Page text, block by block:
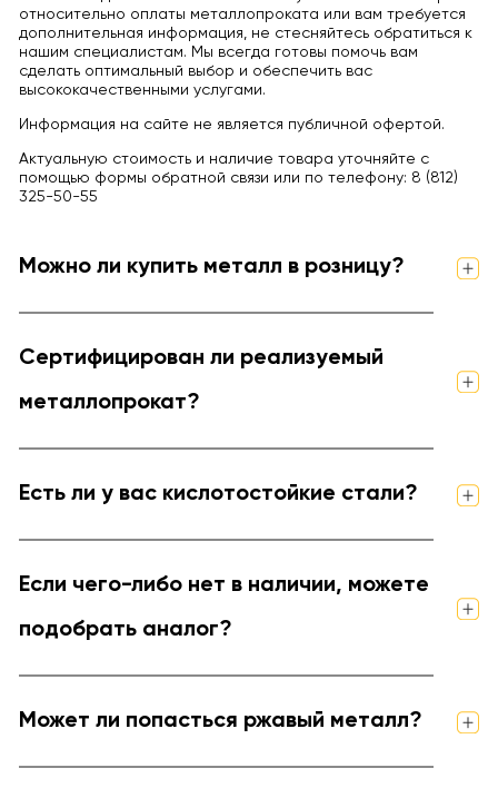
относительно оплаты металлопроката или вам требуется
дополнительная информация, не стесняйтесь обратиться к
нашим специалистам. Мы всегда готовы помочь вам
сделать оптимальный выбор и обеспечить вас
высококачественными услугами.
Информация на сайте не является публичной офертой.
Актуальную стоимость и наличие товара уточняйте с
помощью формы обратной связи или по телефону: 8 (812)
325-50-55
Можно ли купить металл в розницу?
Сертифицирован ли реализуемый
металлопрокат?
Есть ли у вас кислотостойкие стали?
Если чего-либо нет в наличии, можете
подобрать аналог?
Может ли попасться ржавый металл?